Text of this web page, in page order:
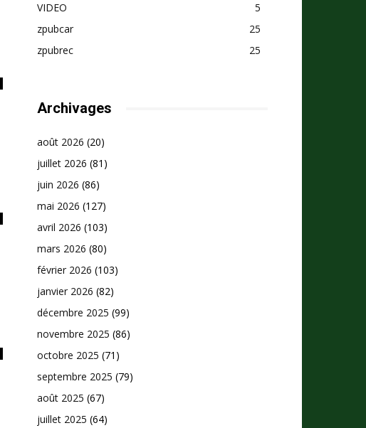
VIDEO
5
zpubcar
25
zpubrec
25
Archivages
août 2026 (20)
juillet 2026 (81)
juin 2026 (86)
mai 2026 (127)
avril 2026 (103)
mars 2026 (80)
février 2026 (103)
janvier 2026 (82)
décembre 2025 (99)
novembre 2025 (86)
octobre 2025 (71)
septembre 2025 (79)
août 2025 (67)
juillet 2025 (64)